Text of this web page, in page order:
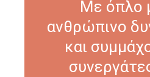
Με όπλο
ανθρώπινο
και